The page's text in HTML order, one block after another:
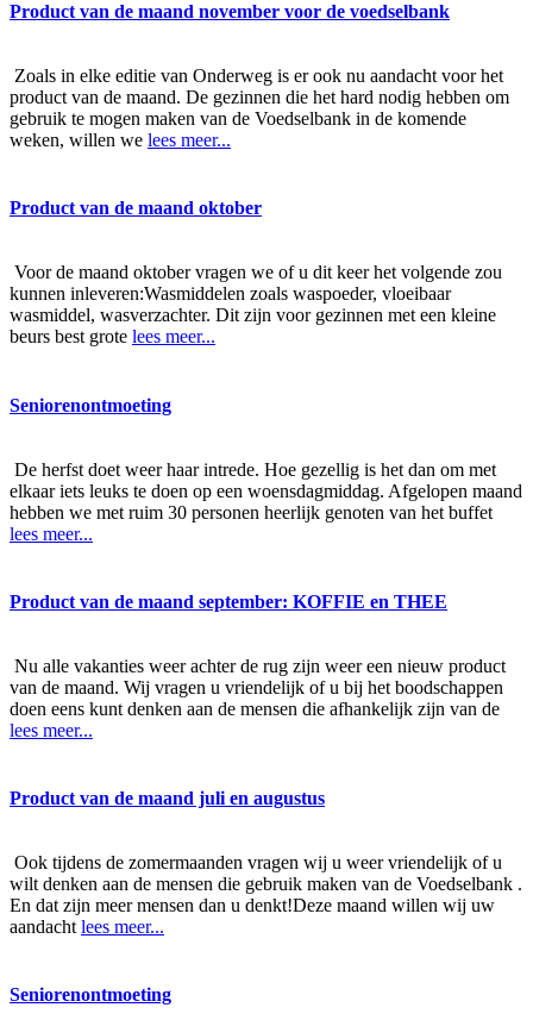
Product van de maand november voor de voedselbank
Zoals in elke editie van Onderweg is er ook nu aandacht voor het
product van de maand. De gezinnen die het hard nodig hebben om
gebruik te mogen maken van de Voedselbank in de komende
weken, willen we lees meer...
Product van de maand oktober
Voor de maand oktober vragen we of u dit keer het volgende zou
kunnen inleveren:Wasmiddelen zoals waspoeder, vloeibaar
wasmiddel, wasverzachter. Dit zijn voor gezinnen met een kleine
beurs best grote lees meer...
Seniorenontmoeting
De herfst doet weer haar intrede. Hoe gezellig is het dan om met
elkaar iets leuks te doen op een woensdagmiddag. Afgelopen maand
hebben we met ruim 30 personen heerlijk genoten van het buffet
lees meer...
Product van de maand september: KOFFIE en THEE
Nu alle vakanties weer achter de rug zijn weer een nieuw product
van de maand. Wij vragen u vriendelijk of u bij het boodschappen
doen eens kunt denken aan de mensen die afhankelijk zijn van de
lees meer...
Product van de maand juli en augustus
Ook tijdens de zomermaanden vragen wij u weer vriendelijk of u
wilt denken aan de mensen die gebruik maken van de Voedselbank .
En dat zijn meer mensen dan u denkt!Deze maand willen wij uw
aandacht lees meer...
Seniorenontmoeting